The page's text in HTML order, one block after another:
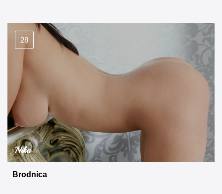
28
Nika
Brodnica